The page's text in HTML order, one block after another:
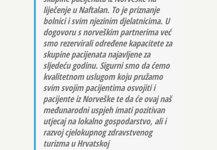
liječenje u Naftalan. To je priznanje
bolnici i svim njezinim djelatnicima. U
dogovoru s norveškim partnerima već
smo rezervirali određene kapacitete za
skupine pacijenata najavljene za
sljedeću godinu. Sigurni smo da ćemo
kvalitetnom uslugom koju pružamo
svim svojim pacijentima osvojiti i
pacijente iz Norveške te da će ovaj naš
međunarodni uspjeh imati pozitivan
utjecaj na lokalno gospodarstvo, ali i
razvoj cjelokupnog zdravstvenog
turizma u Hrvatskoj